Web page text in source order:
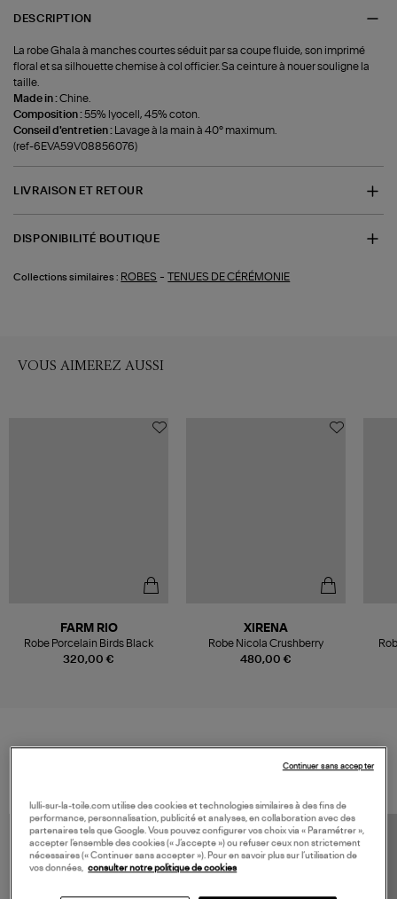
DESCRIPTION
La robe Ghala à manches courtes séduit par sa coupe fluide, son imprimé
floral et sa silhouette chemise à col officier. Sa ceinture à nouer souligne la
taille.
Made in :Chine.
Composition :55% lyocell, 45% coton.
Conseil d'entretien : Lavage à la main à 40° maximum.
(ref-6EVA59V08856076)
LIVRAISON ET RETOUR
DISPONIBILITÉ BOUTIQUE
Collections similaires : ROBES -TENUES DE CÉRÉMONIE
VOUS AIMEREZ AUSSI
320,00 €
FARM RIO
Robe Porcelain Birds Black
480,00 €
XIRENA
Robe Nicola Crushberry
lulli-sur-la-toile.com utilise des cookies et technologies similaires à des fins de
performance, personnalisation, publicité et analyses, en collaboration avec des
partenaires tels que Google. Vous pouvez configurer vos choix via « Paramétrer »,
accepter l’ensemble des cookies (« J’accepte ») ou refuser ceux non strictement
nécessaires (« Continuer sans accepter »). Pour en savoir plus sur l’utilisation de
vos données, consulter notre politique de cookies
Continuer sans accepter